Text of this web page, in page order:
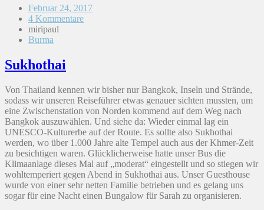
Februar 24, 2017
4 Kommentare
miripaul
Burma
Sukhothai
Von Thailand kennen wir bisher nur Bangkok, Inseln und Strände,
sodass wir unseren Reiseführer etwas genauer sichten mussten, um
eine Zwischenstation von Norden kommend auf dem Weg nach
Bangkok auszuwählen. Und siehe da: Wieder einmal lag ein
UNESCO-Kulturerbe auf der Route. Es sollte also Sukhothai
werden, wo über 1.000 Jahre alte Tempel auch aus der Khmer-Zeit
zu besichtigen waren. Glücklicherweise hatte unser Bus die
Klimaanlage dieses Mal auf „moderat“ eingestellt und so stiegen wir
wohltemperiert gegen Abend in Sukhothai aus. Unser Guesthouse
wurde von einer sehr netten Familie betrieben und es gelang uns
sogar für eine Nacht einen Bungalow für Sarah zu organisieren.